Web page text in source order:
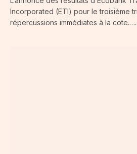
Incorporated (ETI) pour le troisième
répercussions immédiates à la